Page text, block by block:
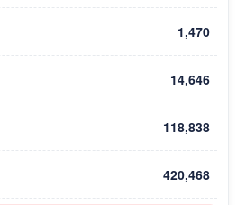
1,470
14,646
118,838
420,468